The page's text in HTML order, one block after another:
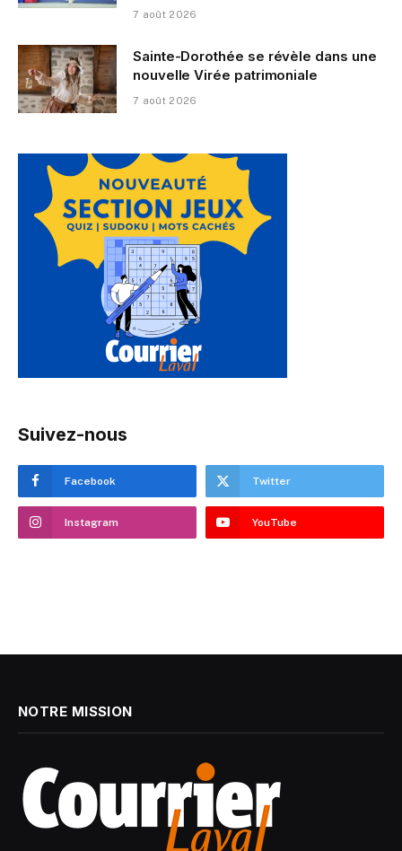
7 août 2026
Sainte-Dorothée se révèle dans une
nouvelle Virée patrimoniale
7 août 2026
Suivez-nous
Facebook Twitter
Instagram YouTube
NOTRE MISSION